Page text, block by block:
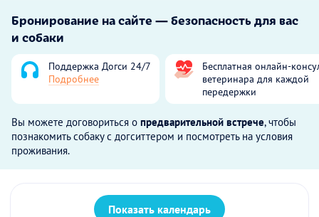
Бронирование на сайте — безопасность для вас
и собаки
Поддержка Догси 24/7
Подробнее
Бесплатная онлайн-
ветеринара для каждой
передержки
Вы можете договориться о предварительной встрече, чтобы
познакомить собаку с догситтером и посмотреть на условия
проживания.
Показать календарь